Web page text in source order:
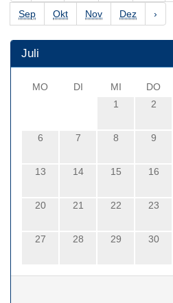
Sep Okt Nov Dez ›
Juli
MO DI MI DO
1
2
6 7 8 9
13 14 15 16
20 21 22 23
27 28 29 30